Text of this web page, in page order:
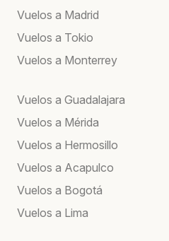
Vuelos a Madrid
Vuelos a Tokio
Vuelos a Monterrey
Vuelos a Guadalajara
Vuelos a Mérida
Vuelos a Hermosillo
Vuelos a Acapulco
Vuelos a Bogotá
Vuelos a Lima